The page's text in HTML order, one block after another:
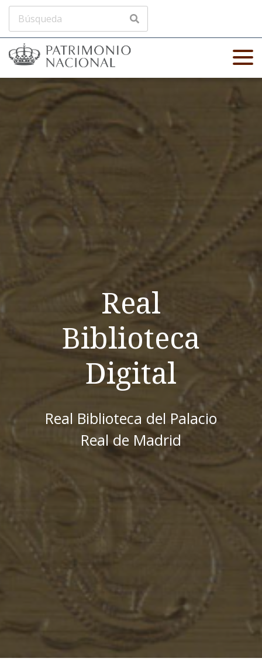
Real
Biblioteca
Digital
Real Biblioteca del Palacio
Real de Madrid